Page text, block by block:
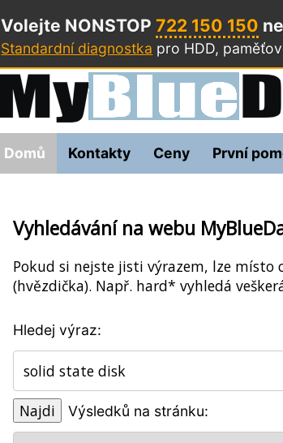
Volejte NONSTOP722 150 150
Standardní diagnostka pro HDD,
Domů Kontakty Ceny První
Vyhledávání na webu
Pokud si nejste jisti výrazem, lze
(hvězdička). Např. hard* vyhledá
Hledej výraz:
Výsledků na stránku: